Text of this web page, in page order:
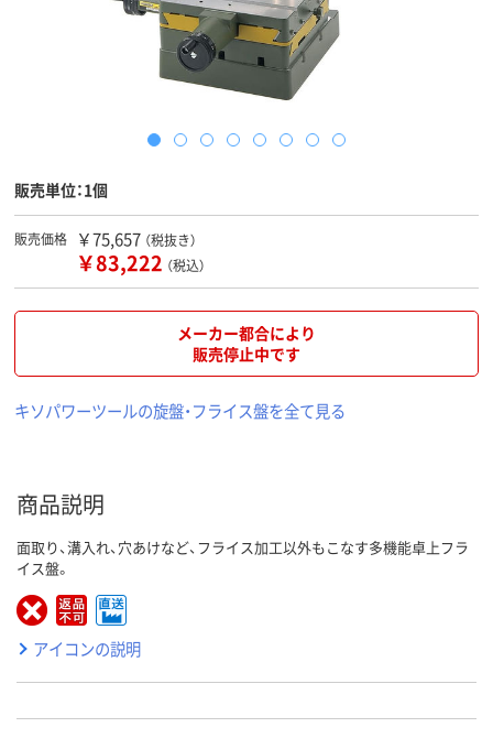
販売単位：1個
販売価格 ￥75,657 （税抜き）
￥83,222 （税込）
メーカー都合により
販売停止中です
キソパワーツールの旋盤・フライス盤を全て見る
商品説明
面取り、溝入れ、穴あけなど、フライス加工以外もこなす多機能卓上フラ
イス盤。
アイコンの説明